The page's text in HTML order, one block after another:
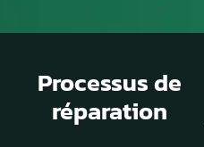
Processus de
réparation